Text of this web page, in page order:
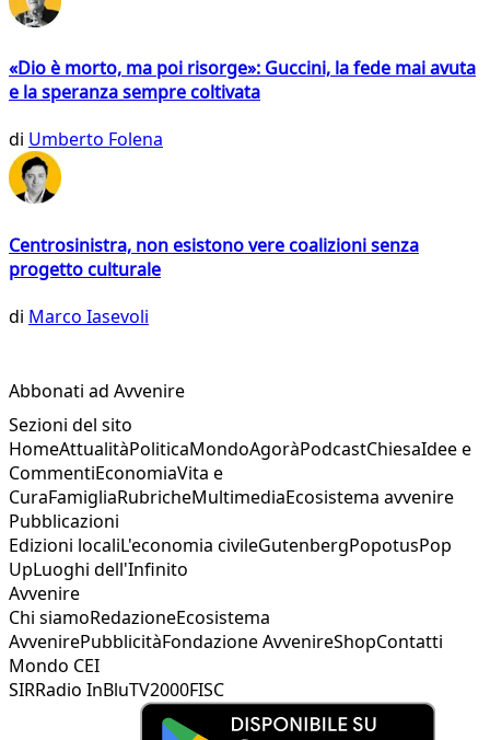
«Dio è morto, ma poi risorge»: Guccini, la fede mai avuta
e la speranza sempre coltivata
di Umberto Folena
Centrosinistra, non esistono vere coalizioni senza
progetto culturale
di Marco Iasevoli
Abbonati ad Avvenire
Sezioni del sito
HomeAttualitàPoliticaMondoAgoràPodcastChiesaIdee e
CommentiEconomiaVita e
CuraFamigliaRubricheMultimediaEcosistema avvenire
Pubblicazioni
Edizioni localiL'economia civileGutenbergPopotusPop
UpLuoghi dell'Infinito
Avvenire
Chi siamoRedazioneEcosistema
AvvenirePubblicitàFondazione AvvenireShopContatti
Mondo CEI
SIRRadio InBluTV2000FISC